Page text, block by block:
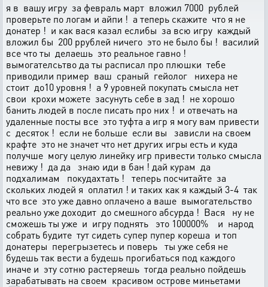
я в вашу игру за февраль март вложил 7000 рублей
проверьте по логам и айпи ! а теперь скажите что я не
донатер ! и как вася казал еслибы за всю игру каждый
вложил бы 200 ррублей ничего это не было бы ! василий
все что ты делаешь это реальное гавно !
вымогателсьтво да ты расписал про плюшки тебе
приводили пример ваш сраный гейолог нихера не
стоит до10 уровня ! а 9 уровней покупать смысла нет
свои крохи можете засунуть себе в зад ! не хорошо
банить людей в после писать про них ! и отвечать на
удаленные посты все это туфта а игр я могу вам привести
с десяток ! если не больше если вы зависли на своем
крафте это не значет что нет других игры есть и куда
получше могу целую линейку игр привести только смысла
невижу ! да да знаю иди в бан ! дай курам да
подхалимам покудахтать ! теперь посчитайте за
скольких людей я оплатил ! и таких как я каждый 3-4 так
что все это уже давно оплачено а ваше вымогательство
реально уже доходит до смешного абсурда ! Вася ну не
сможешь ты уже и игру поднять это 100000% и народ
собрать будите тут сидеть супер пупер кореша и топ
донатеры перегрызетесь и поверь ты уже себя не
будешь так вести а будешь прогибаться под каждого
иначе и эту сотню растеряешь тогда реально пойдешь
зарабатывать на своем красивом острове миньетами